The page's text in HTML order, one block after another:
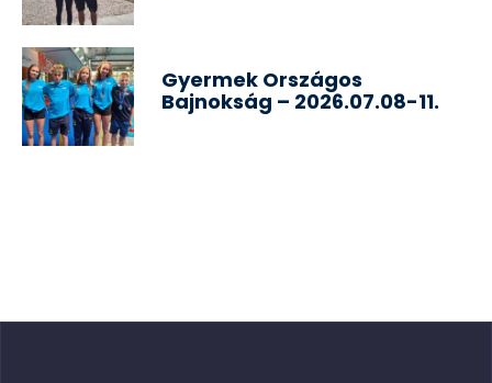
Gyermek Országos
Bajnokság – 2026.07.08-11.